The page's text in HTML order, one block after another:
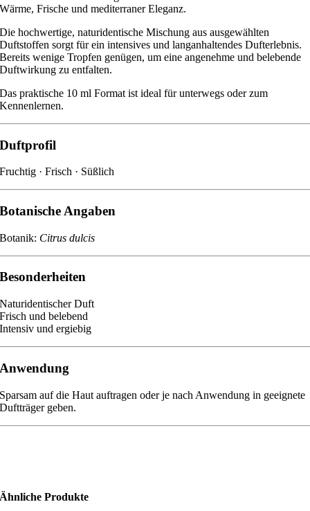
Wärme, Frische und mediterraner Eleganz.
Die hochwertige, naturidentische Mischung aus ausgewählten
Duftstoffen sorgt für ein intensives und langanhaltendes Dufterlebnis.
Bereits wenige Tropfen genügen, um eine angenehme und belebende
Duftwirkung zu entfalten.
Das praktische 10 ml Format ist ideal für unterwegs oder zum
Kennenlernen.
Duftprofil
Fruchtig · Frisch · Süßlich
Botanische Angaben
Botanik: Citrus dulcis
Besonderheiten
Naturidentischer Duft
Frisch und belebend
Intensiv und ergiebig
Anwendung
Sparsam auf die Haut auftragen oder je nach Anwendung in geeignete
Duftträger geben.
Ähnliche Produkte